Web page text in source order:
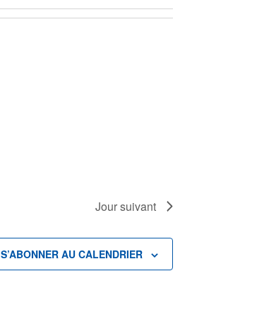
Jour suivant
S’ABONNER AU CALENDRIER